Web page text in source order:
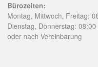
Bürozeiten:
Montag, Mittwoch, Freitag:
Dienstag, Donnerstag:
oder nach Vereinbarung